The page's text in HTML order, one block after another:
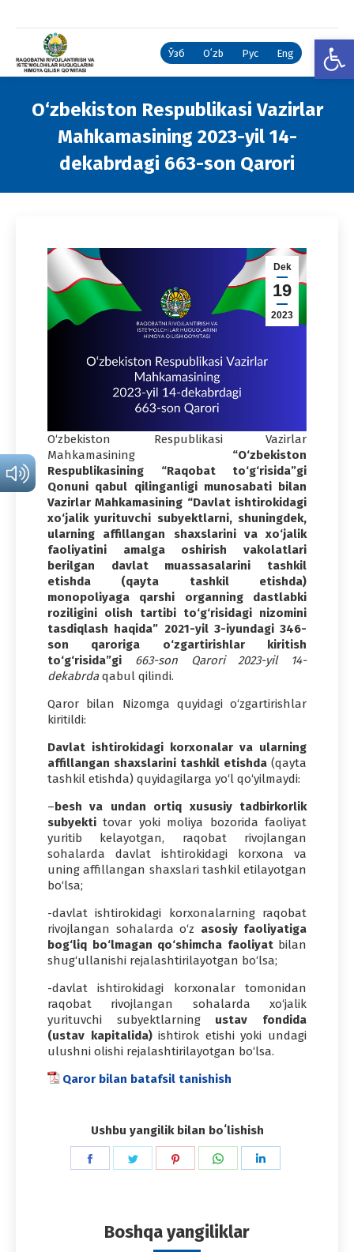
Ўзб Oʻzb Рус Eng
O‘zbekiston Respublikasi Vazirlar
Mahkamasining 2023-yil 14-
dekabrdagi 663-son Qarori
Dek
19
2023
O‘zbekiston Respublikasi Vazirlar
Mahkamasining “O‘zbekiston
Respublikasining “Raqobat to‘g‘risida”gi
Qonuni qabul qilinganligi munosabati bilan
Vazirlar Mahkamasining “Davlat ishtirokidagi
xo‘jalik yurituvchi subyektlarni, shuningdek,
ularning affillangan shaxslarini va xo‘jalik
faoliyatini amalga oshirish vakolatlari
berilgan davlat muassasalarini tashkil
etishda (qayta tashkil etishda)
monopoliyaga qarshi organning dastlabki
roziligini olish tartibi to‘g‘risidagi nizomini
tasdiqlash haqida” 2021-yil 3-iyundagi 346-
son qaroriga o‘zgartirishlar kiritish
to‘g‘risida”gi 663-son Qarori 2023-yil 14-
dekabrdaqabul qilindi.
Qaror bilan Nizomga quyidagi o‘zgartirishlar
kiritildi:
Davlat ishtirokidagi korxonalar va ularning
affillangan shaxslarini tashkil etishda (qayta
tashkil etishda) quyidagilarga yo‘l qo‘yilmaydi:
–besh va undan ortiq xususiy tadbirkorlik
subyekti tovar yoki moliya bozorida faoliyat
yuritib kelayotgan, raqobat rivojlangan
sohalarda davlat ishtirokidagi korxona va
uning affillangan shaxslari tashkil etilayotgan
bo‘lsa;
-davlat ishtirokidagi korxonalarning raqobat
rivojlangan sohalarda o‘z asosiy faoliyatiga
bog‘liq bo‘lmagan qo‘shimcha faoliyatbilan
shug‘ullanishi rejalashtirilayotgan bo‘lsa;
-davlat ishtirokidagi korxonalar tomonidan
raqobat rivojlangan sohalarda xo‘jalik
yurituvchi subyektlarning ustav fondida
(ustav kapitalida)ishtirok etishi yoki undagi
ulushni olishi rejalashtirilayotgan bo‘lsa.
Qaror bilan batafsil tanishish
Ushbu yangilik bilan boʻlishish
Share
Share
Share
Share
Boshqa yangiliklar